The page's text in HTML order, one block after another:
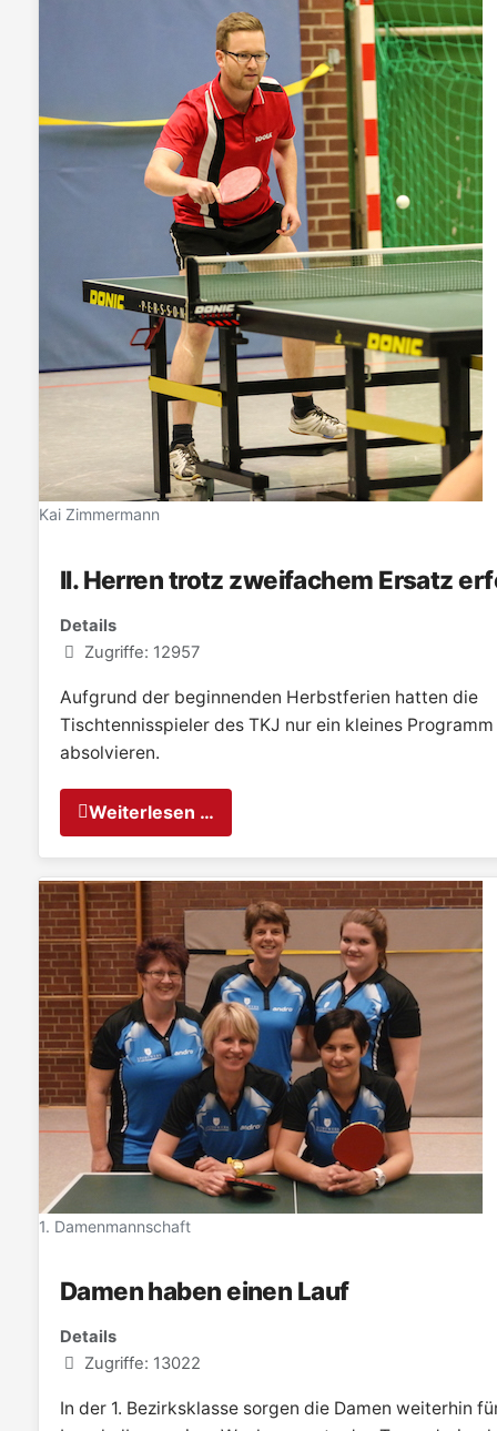
Kai Zimmermann
II. Herren trotz zweifachem Ersatz
Details
Zugriffe: 12957
Aufgrund der beginnenden Herbstferien hatten die
Tischtennisspieler des TKJ nur ein kleines Programm
absolvieren.
Weiterlesen …
1. Damenmannschaft
Damen haben einen Lauf
Details
Zugriffe: 13022
In der 1. Bezirksklasse sorgen die Damen weiterhin